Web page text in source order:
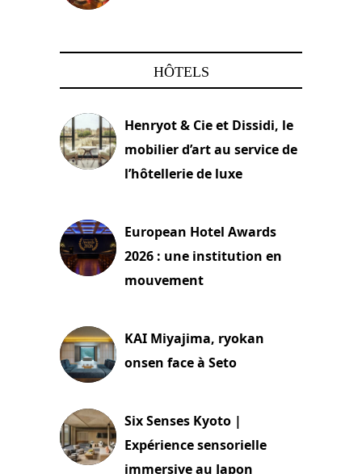
HÔTELS
Henryot & Cie et Dissidi, le
mobilier d’art au service de
l’hôtellerie de luxe
European Hotel Awards
2026 : une institution en
mouvement
KAI Miyajima, ryokan
onsen face à Seto
Six Senses Kyoto |
Expérience sensorielle
immersive au Japon